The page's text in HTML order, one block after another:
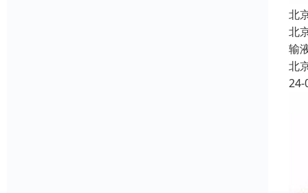
北
北
输
北
24-